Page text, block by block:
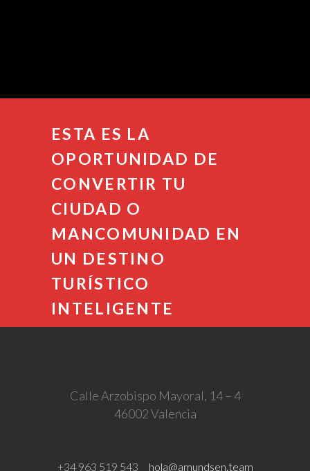
ESTA ES LA
OPORTUNIDAD DE
CONVERTIR TU
CIUDAD O
MANCOMUNIDAD EN
UN DESTINO
TURÍSTICO
INTELIGENTE
Calle Arzobispo Mayoral, 14 – 4
46002 Valencia
+34 963 519 543 hola@amundsen.team